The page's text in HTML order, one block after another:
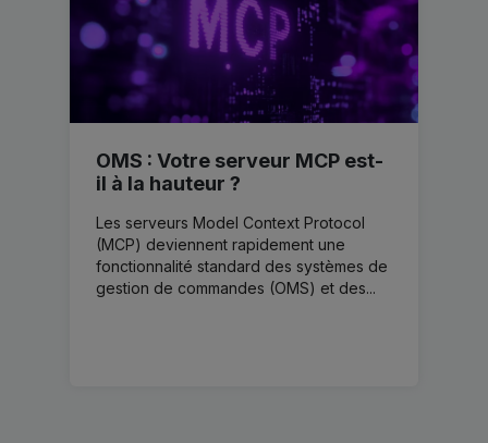
OMS : Votre serveur MCP est-
il à la hauteur ?
Les serveurs Model Context Protocol
(MCP) deviennent rapidement une
fonctionnalité standard des systèmes de
gestion de commandes (OMS) et des...